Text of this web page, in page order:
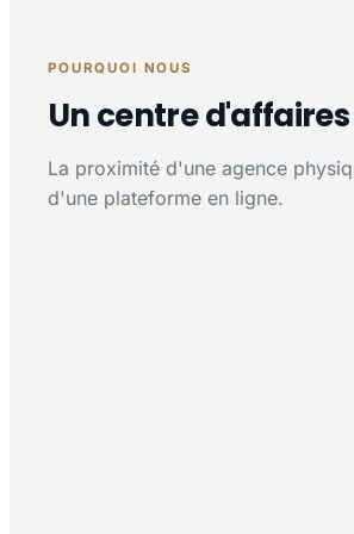
POURQUOI NOUS
Un centre
La proximité d'une agence
d'une plateforme en ligne.